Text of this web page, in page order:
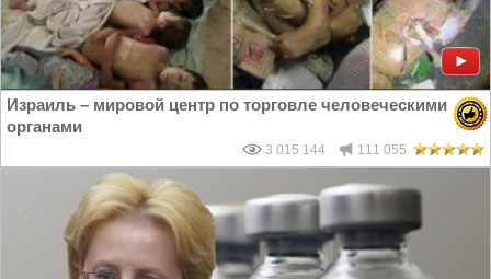
Израиль – мировой центр по торговле человеческими
органами
3 015 144 111 055